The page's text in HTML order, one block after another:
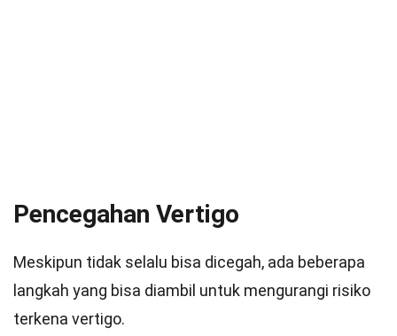
Pencegahan Vertigo
Meskipun tidak selalu bisa dicegah, ada beberapa
langkah yang bisa diambil untuk mengurangi risiko
terkena vertigo.